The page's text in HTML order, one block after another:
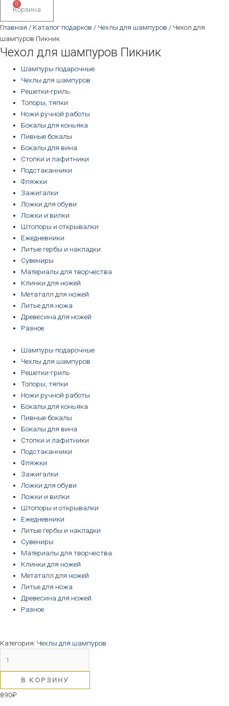
0
Корзина
Главная / Каталог подарков / Чехлы для шампуров / Чехол для
шампуров Пикник
Чехол для шампуров Пикник
Шампуры подарочные
Чехлы для шампуров
Решетки-гриль
Топоры, тяпки
Ножи ручной работы
Бокалы для коньяка
Пивные бокалы
Бокалы для вина
Стопки и лафитники
Подстаканники
Фляжки
Зажигалки
Ложки для обуви
Ложки и вилки
Штопоры и открывалки
Ежедневники
Литые гербы и накладки
Сувениры
Материалы для творчества
Клинки для ножей
Метаталл для ножей
Литье для ножа
Древесина для ножей
Разное
Шампуры подарочные
Чехлы для шампуров
Решетки-гриль
Топоры, тяпки
Ножи ручной работы
Бокалы для коньяка
Пивные бокалы
Бокалы для вина
Стопки и лафитники
Подстаканники
Фляжки
Зажигалки
Ложки для обуви
Ложки и вилки
Штопоры и открывалки
Ежедневники
Литые гербы и накладки
Сувениры
Материалы для творчества
Клинки для ножей
Метаталл для ножей
Литье для ножа
Древесина для ножей
Разное
Категория: Чехлы для шампуров
В КОРЗИНУ
890₽